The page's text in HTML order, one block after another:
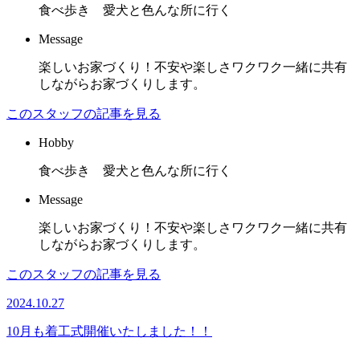
食べ歩き 愛犬と色んな所に行く
Message
楽しいお家づくり！不安や楽しさワクワク一緒に共有
しながらお家づくりします。
このスタッフの記事を見る
Hobby
食べ歩き 愛犬と色んな所に行く
Message
楽しいお家づくり！不安や楽しさワクワク一緒に共有
しながらお家づくりします。
このスタッフの記事を見る
2024.10.27
10月も着工式開催いたしました！！